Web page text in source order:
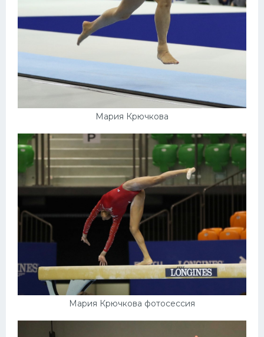
Мария Крючкова
Мария Крючкова фотосессия